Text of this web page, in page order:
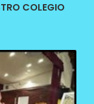
COLEGIO